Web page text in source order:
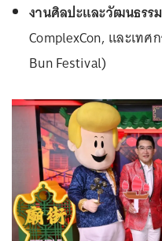
งานศิลปะและวัฒนธรรม
ComplexCon, และเทศ
Bun Festival)